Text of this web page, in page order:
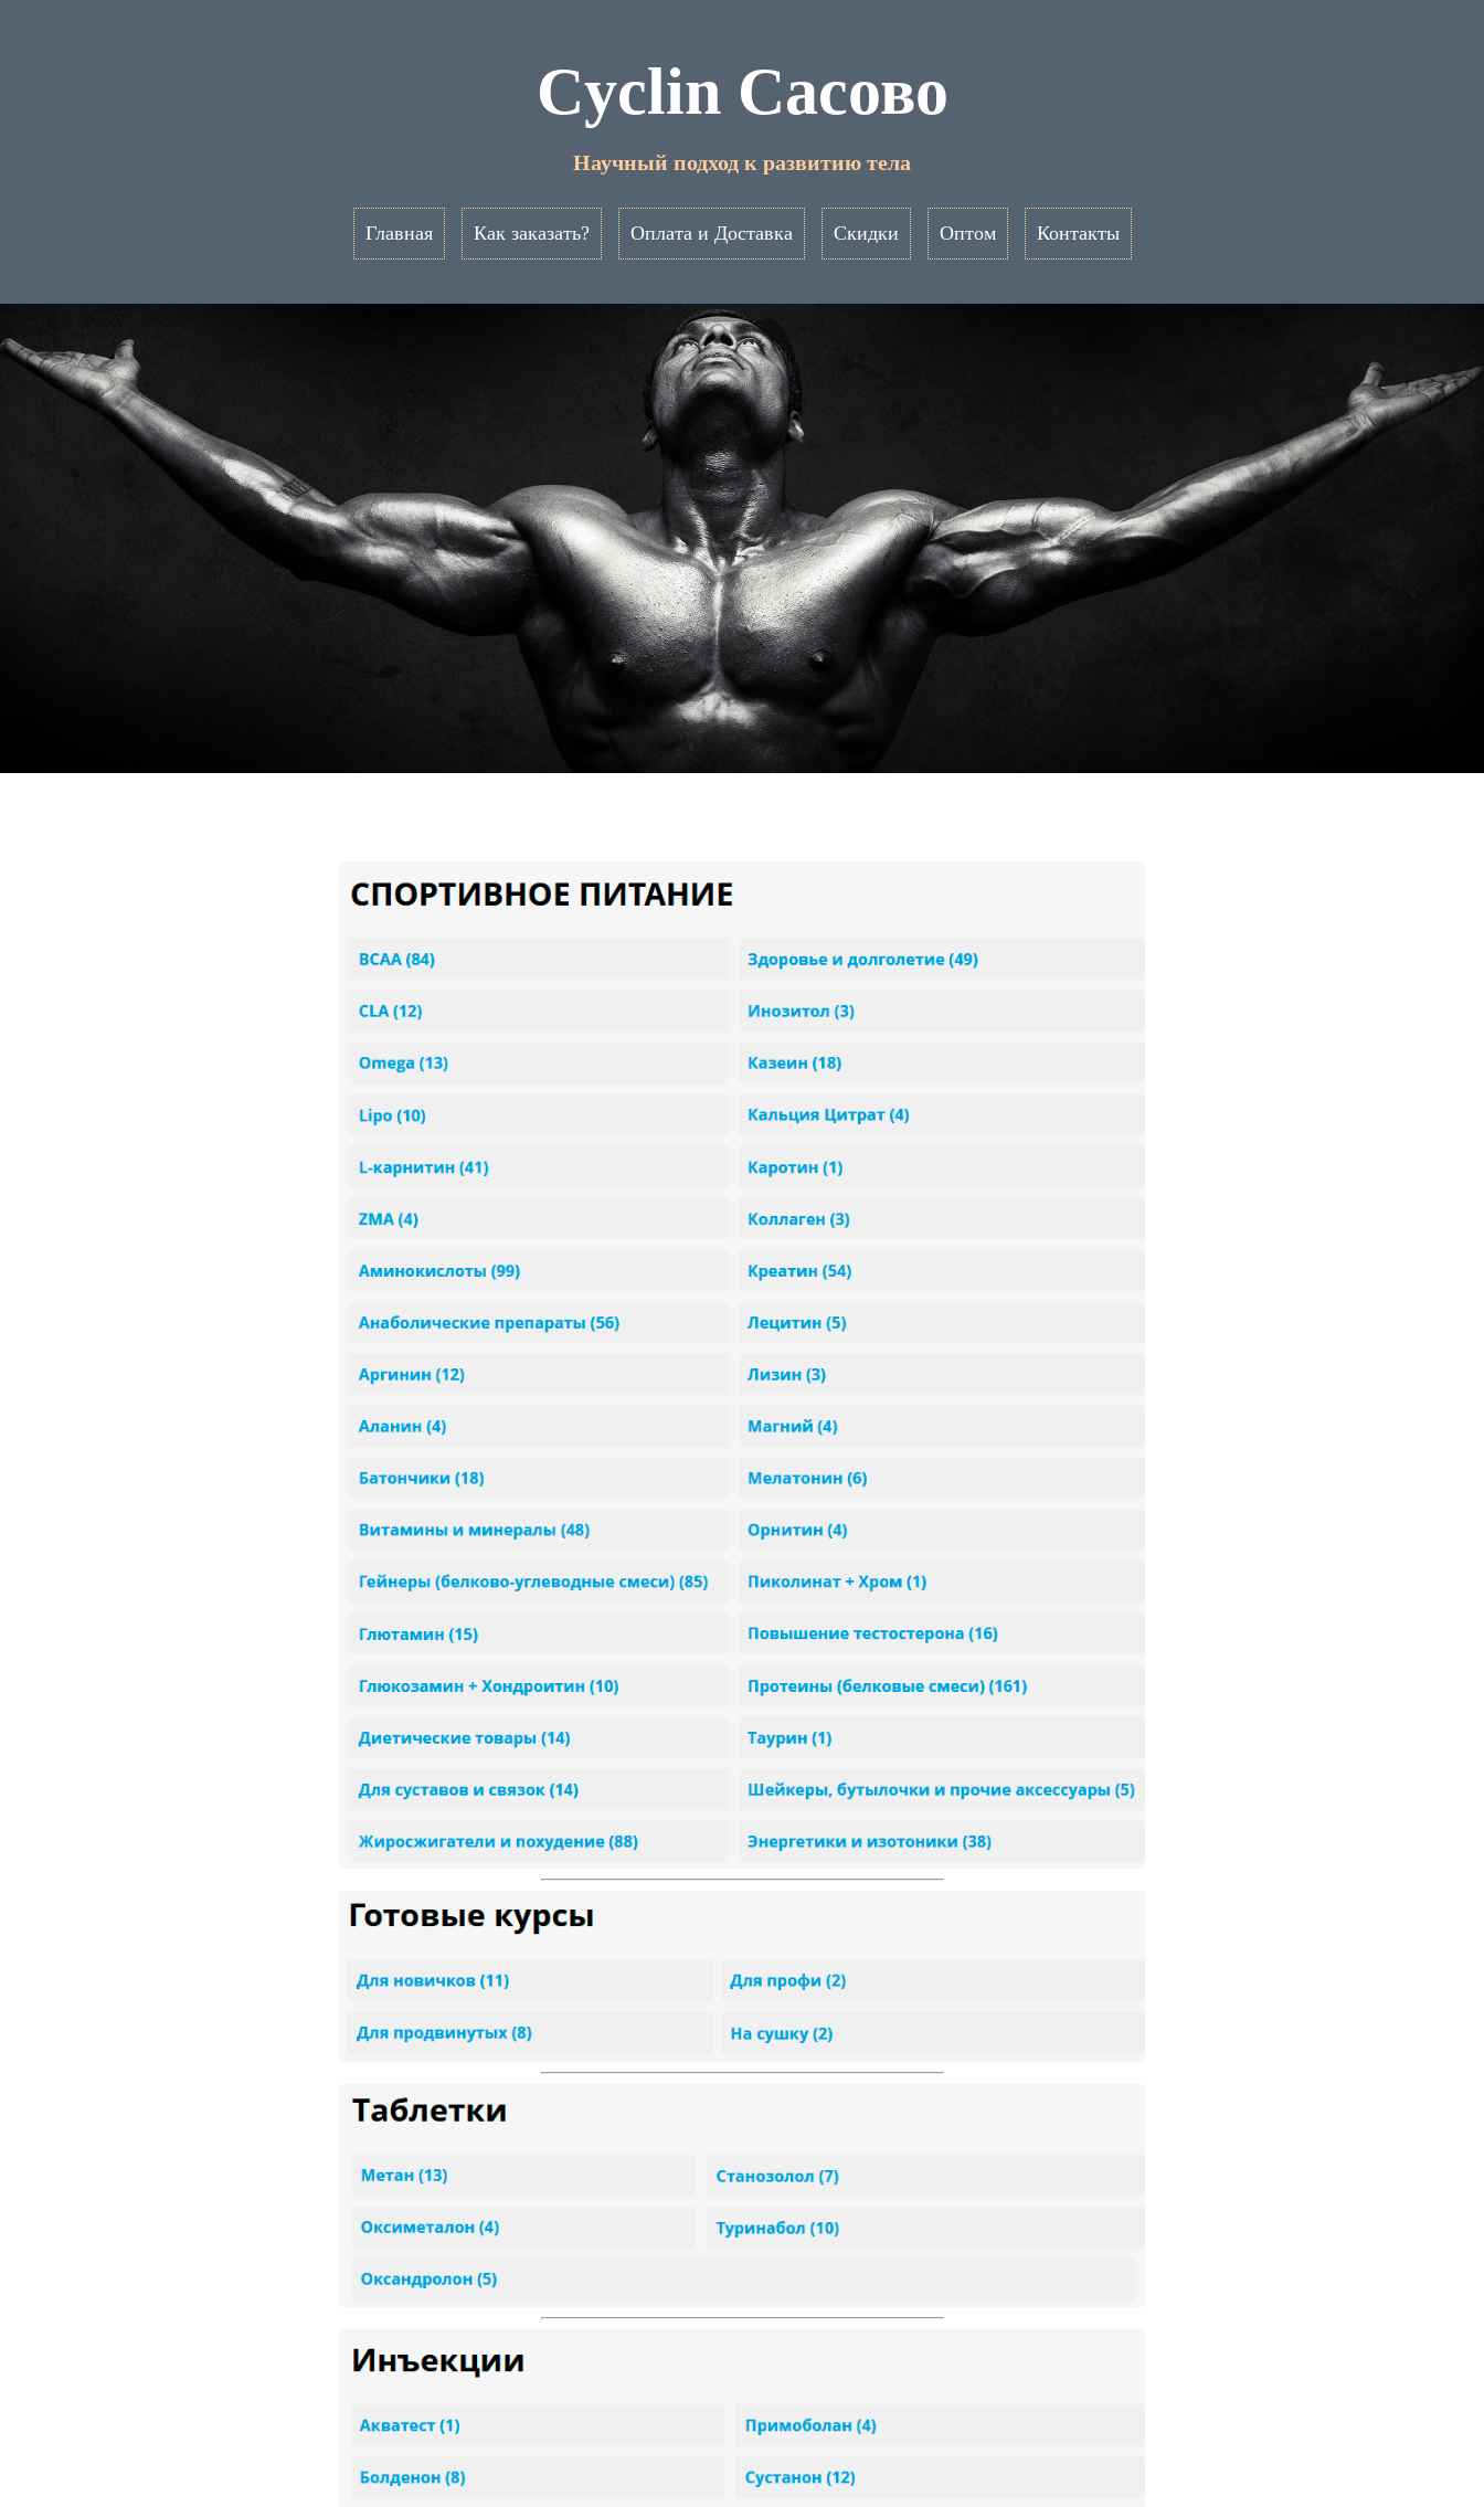
Cyclin Сасово
Научный подход к развитию тела
Главная Как заказать? Оплата и Доставка Скидки Оптом Контакты